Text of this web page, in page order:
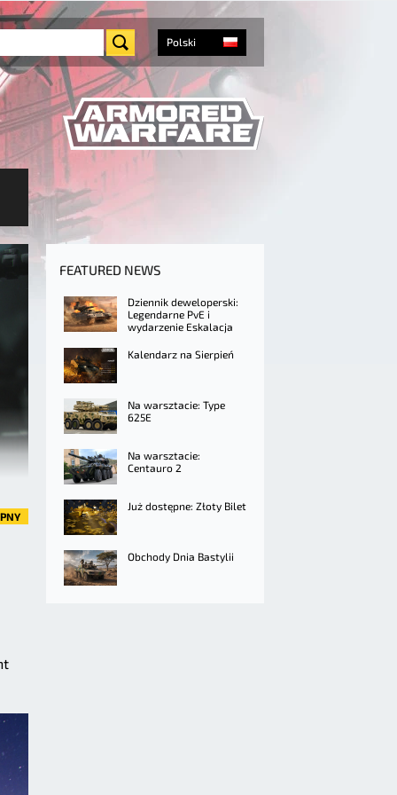
Polski
FEATURED NEWS
Dziennik deweloperski:
Legendarne PvE i
wydarzenie Eskalacja
Kalendarz na Sierpień
Na warsztacie: Type
625E
Na warsztacie:
Centauro 2
Już dostępne: Złoty Bilet
Obchody Dnia Bastylii